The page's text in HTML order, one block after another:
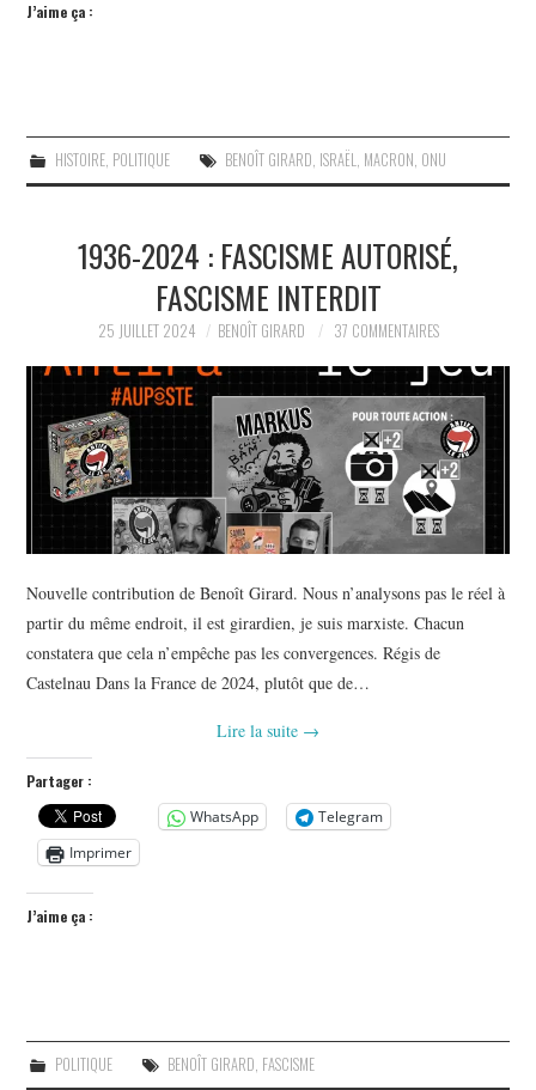
J’aime ça :
HISTOIRE, POLITIQUE BENOÎT GIRARD, ISRAËL, MACRON, ONU
1936-2024 : FASCISME AUTORISÉ,
FASCISME INTERDIT
25 JUILLET 2024 BENOÎT GIRARD 37 COMMENTAIRES
Nouvelle contribution de Benoît Girard. Nous n’analysons pas le réel à
partir du même endroit, il est girardien, je suis marxiste. Chacun
constatera que cela n’empêche pas les convergences. Régis de
Castelnau Dans la France de 2024, plutôt que de…
Lire la suite →
Partager :
WhatsApp
Telegram
Imprimer
J’aime ça :
POLITIQUE BENOÎT GIRARD, FASCISME